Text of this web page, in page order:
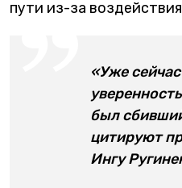
пути из-за
«Уже
был
цитируют
Ингу